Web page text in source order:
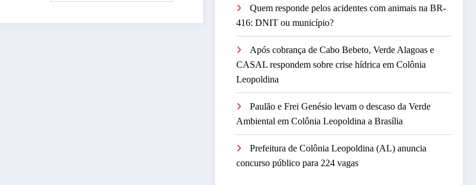
Quem responde pelos acidentes com animais na BR-
416: DNIT ou município?
Após cobrança de Cabo Bebeto, Verde Alagoas e
CASAL respondem sobre crise hídrica em Colônia
Leopoldina
Paulão e Frei Genésio levam o descaso da Verde
Ambiental em Colônia Leopoldina a Brasília
Prefeitura de Colônia Leopoldina (AL) anuncia
concurso público para 224 vagas